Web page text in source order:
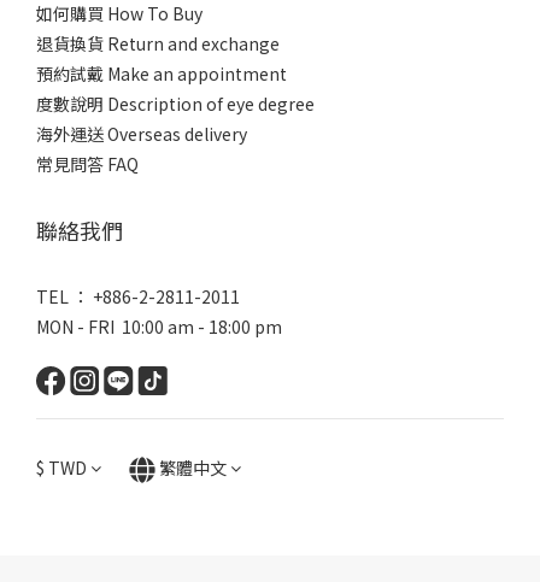
如何購買 How To Buy
退貨換貨 Return and exchange
預約試戴 Make an appointment
度數說明 Description of eye degree
海外運送 Overseas delivery
常見問答 FAQ
聯絡我們
TEL ： +886-2-2811-2011
MON - FRI 10:00 am - 18:00 pm
$ TWD 繁體中文